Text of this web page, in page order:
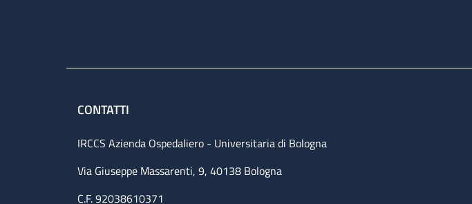
CONTATTI
IRCCS Azienda Ospedaliero - Universitaria di Bologna
Via Giuseppe Massarenti, 9, 40138 Bologna
C.F. 92038610371